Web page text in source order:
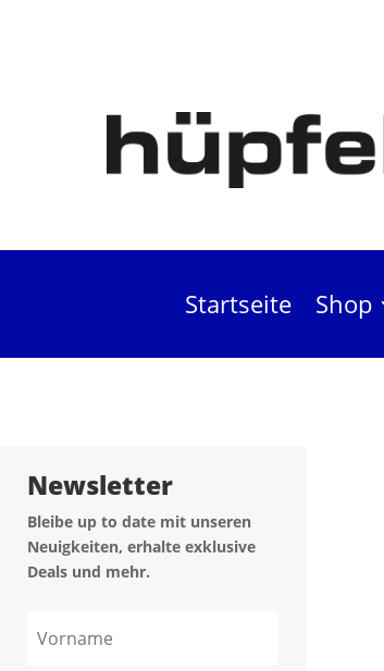
Startseite Shop
Newsletter
Bleibe up to date mit unseren
Neuigkeiten, erhalte exklusive
Deals und mehr.